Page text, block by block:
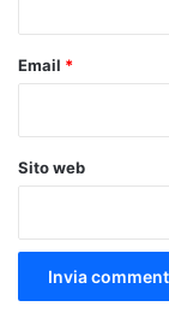
Email *
Sito web